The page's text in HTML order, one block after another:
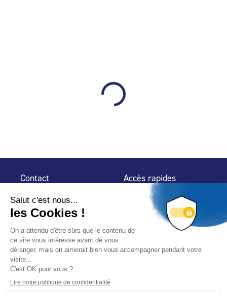
Contact
32 rue de Mogador
75 009 Paris
Accès rapides
Espace Presse
Trouver un
professionnel
Nous suivre